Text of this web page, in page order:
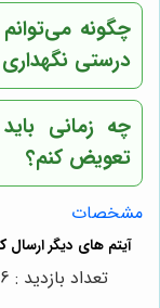
چگونه
درستی
چه زمانی
تعویض کنم؟
مشخصات
تعداد بازدید : 756